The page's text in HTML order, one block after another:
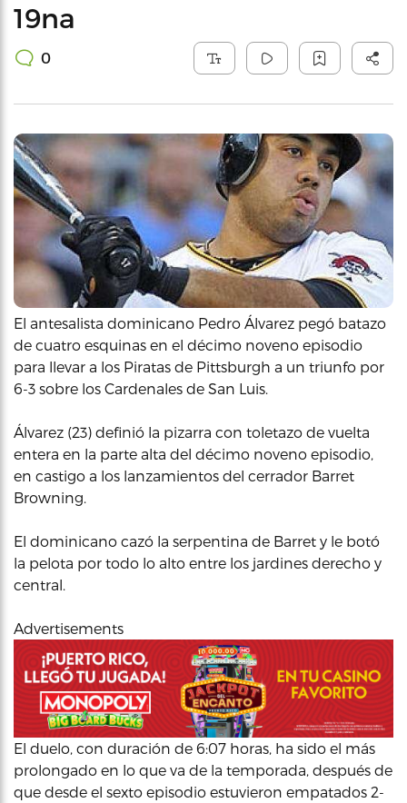
19na
0
El antesalista dominicano Pedro Álvarez pegó batazo
de cuatro esquinas en el décimo noveno episodio
para llevar a los Piratas de Pittsburgh a un triunfo por
6-3 sobre los Cardenales de San Luis.
Álvarez (23) definió la pizarra con toletazo de vuelta
entera en la parte alta del décimo noveno episodio,
en castigo a los lanzamientos del cerrador Barret
Browning.
El dominicano cazó la serpentina de Barret y le botó
la pelota por todo lo alto entre los jardines derecho y
central.
Advertisements
El duelo, con duración de 6:07 horas, ha sido el más
prolongado en lo que va de la temporada, después de
que desde el sexto episodio estuvieron empatados 2-